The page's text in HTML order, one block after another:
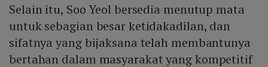
Selain itu, Soo Yeol bersedia menutup mata
untuk sebagian besar ketidakadilan, dan
sifatnya yang bijaksana telah membantunya
bertahan dalam masyarakat yang kompetitif